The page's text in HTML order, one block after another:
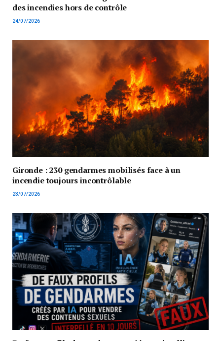
des incendies hors de contrôle
24/07/2026
Gironde : 230 gendarmes mobilisés face à un
incendie toujours incontrôlable
23/07/2026